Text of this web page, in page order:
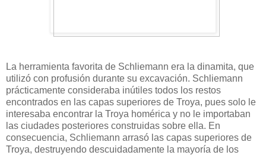
La herramienta favorita de Schliemann era la dinamita, que
utilizó con profusión durante su excavación. Schliemann
prácticamente consideraba inútiles todos los restos
encontrados en las capas superiores de Troya, pues solo le
interesaba encontrar la Troya homérica y no le importaban
las ciudades posteriores construidas sobre ella. En
consecuencia, Schliemann arrasó las capas superiores de
Troya, destruyendo descuidadamente la mayoría de los